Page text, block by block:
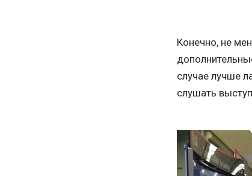
Конечно, не
случае лучше
слушать